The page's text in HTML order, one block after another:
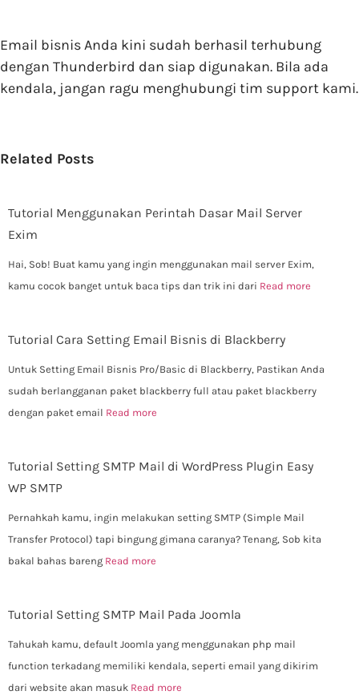
Email bisnis Anda kini sudah berhasil terhubung
dengan Thunderbird dan siap digunakan. Bila ada
kendala, jangan ragu menghubungi tim support kami.
Related Posts
Tutorial Menggunakan Perintah Dasar Mail Server
Exim
Hai, Sob! Buat kamu yang ingin menggunakan mail server Exim,
kamu cocok banget untuk baca tips dan trik ini dari Read more
Tutorial Cara Setting Email Bisnis di Blackberry
Untuk Setting Email Bisnis Pro/Basic di Blackberry, Pastikan Anda
sudah berlangganan paket blackberry full atau paket blackberry
dengan paket email Read more
Tutorial Setting SMTP Mail di WordPress Plugin Easy
WP SMTP
Pernahkah kamu, ingin melakukan setting SMTP (Simple Mail
Transfer Protocol) tapi bingung gimana caranya? Tenang, Sob kita
bakal bahas bareng Read more
Tutorial Setting SMTP Mail Pada Joomla
Tahukah kamu, default Joomla yang menggunakan php mail
function terkadang memiliki kendala, seperti email yang dikirim
dari website akan masuk Read more